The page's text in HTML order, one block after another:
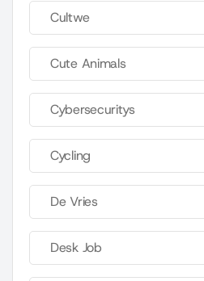
Cultwe
Cute Animals
Cybersecuritys
Cycling
De Vries
Desk Job